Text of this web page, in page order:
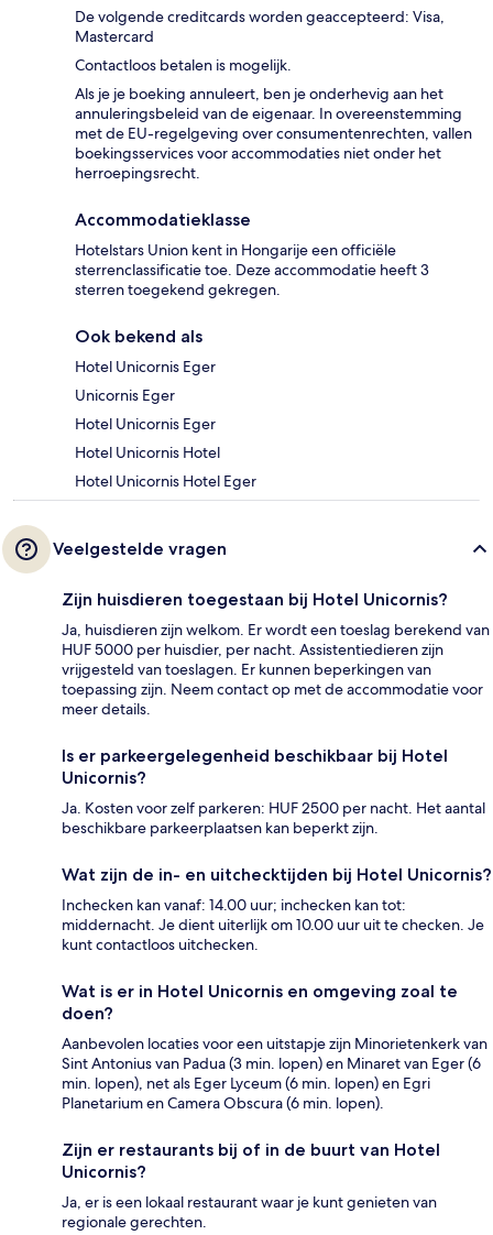
De volgende creditcards worden geaccepteerd: Visa,
Mastercard
Contactloos betalen is mogelijk.
Als je je boeking annuleert, ben je onderhevig aan het
annuleringsbeleid van de eigenaar. In overeenstemming
met de EU-regelgeving over consumentenrechten, vallen
boekingsservices voor accommodaties niet onder het
herroepingsrecht.
Accommodatieklasse
Hotelstars Union kent in Hongarije een officiële
sterrenclassificatie toe. Deze accommodatie heeft 3
sterren toegekend gekregen.
Ook bekend als
Hotel Unicornis Eger
Unicornis Eger
Hotel Unicornis Eger
Hotel Unicornis Hotel
Hotel Unicornis Hotel Eger
Veelgestelde vragen
Zijn huisdieren toegestaan bij Hotel Unicornis?
Ja, huisdieren zijn welkom. Er wordt een toeslag berekend van
HUF 5000 per huisdier, per nacht. Assistentiedieren zijn
vrijgesteld van toeslagen. Er kunnen beperkingen van
toepassing zijn. Neem contact op met de accommodatie voor
meer details.
Is er parkeergelegenheid beschikbaar bij Hotel
Unicornis?
Ja. Kosten voor zelf parkeren: HUF 2500 per nacht. Het aantal
beschikbare parkeerplaatsen kan beperkt zijn.
Wat zijn de in- en uitchecktijden bij Hotel Unicornis?
Inchecken kan vanaf: 14.00 uur; inchecken kan tot:
middernacht. Je dient uiterlijk om 10.00 uur uit te checken. Je
kunt contactloos uitchecken.
Wat is er in Hotel Unicornis en omgeving zoal te
doen?
Aanbevolen locaties voor een uitstapje zijn Minorietenkerk van
Sint Antonius van Padua (3 min. lopen) en Minaret van Eger (6
min. lopen), net als Eger Lyceum (6 min. lopen) en Egri
Planetarium en Camera Obscura (6 min. lopen).
Zijn er restaurants bij of in de buurt van Hotel
Unicornis?
Ja, er is een lokaal restaurant waar je kunt genieten van
regionale gerechten.